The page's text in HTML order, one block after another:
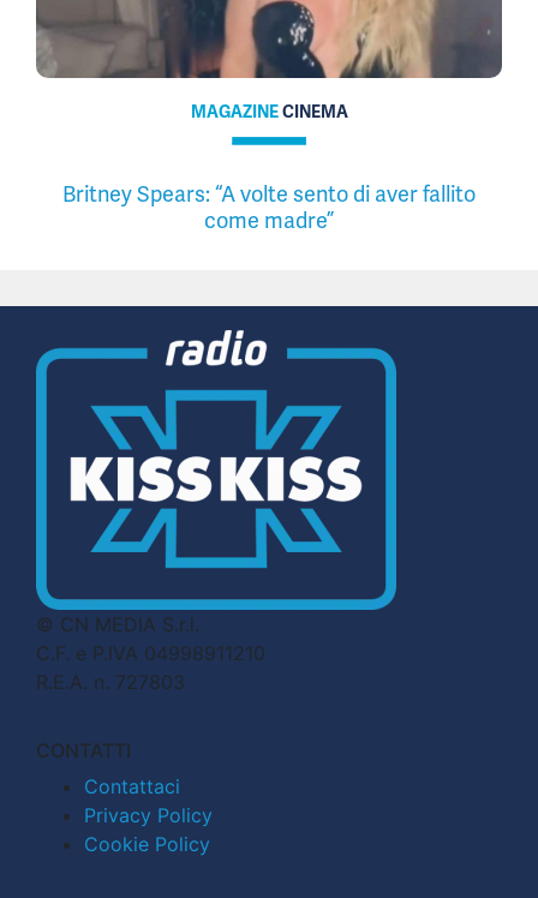
MAGAZINECINEMA
Britney Spears: “A volte sento di aver fallito
come madre”
© CN MEDIA S.r.l.
C.F. e P.IVA 04998911210
R.E.A. n. 727803
CONTATTI
Contattaci
Privacy Policy
Cookie Policy